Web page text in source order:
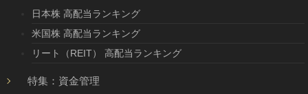
日本株 高配当ランキング
米国株 高配当ランキング
リート（REIT） 高配当ランキング
特集：資金管理